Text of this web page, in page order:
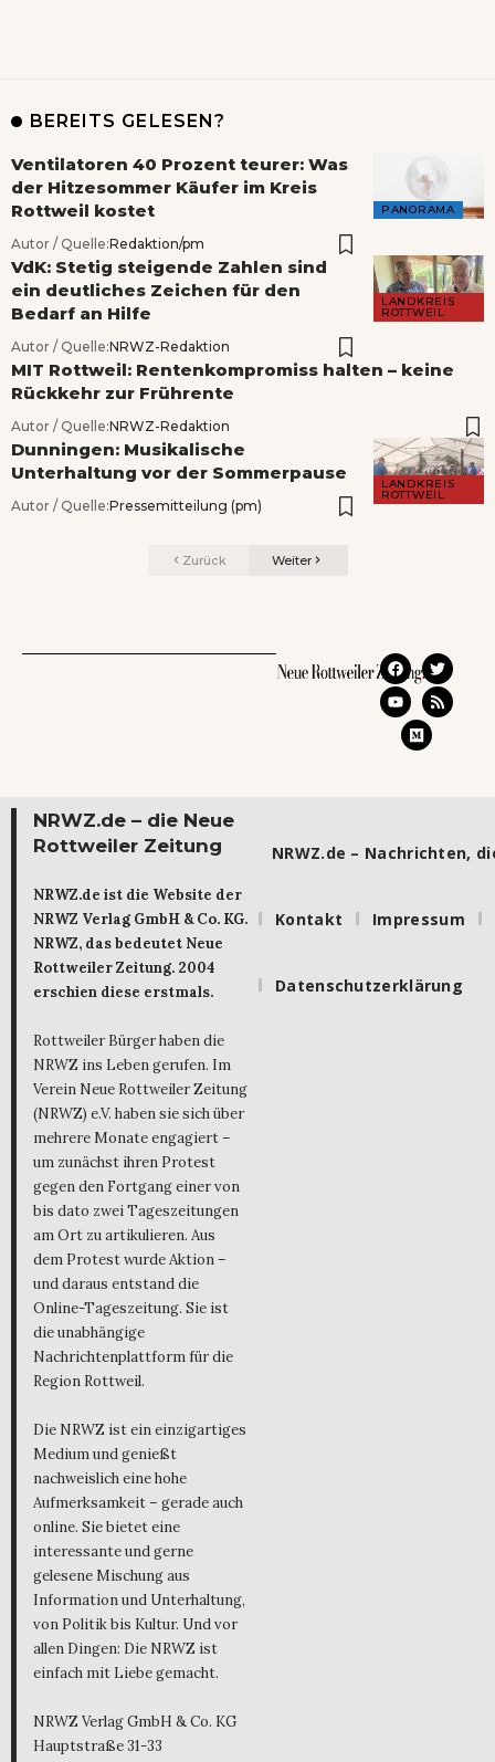
BEREITS GELESEN?
PANORAMA
Ventilatoren 40 Prozent teurer: Was
der Hitzesommer Käufer im Kreis
Rottweil kostet
Autor / Quelle:Redaktion/pm
LANDKREIS
ROTTWEIL
VdK: Stetig steigende Zahlen sind
ein deutliches Zeichen für den
Bedarf an Hilfe
Autor / Quelle:NRWZ-Redaktion
MIT Rottweil: Rentenkompromiss halten – keine
Rückkehr zur Frührente
Autor / Quelle:NRWZ-Redaktion
LANDKREIS
ROTTWEIL
Dunningen: Musikalische
Unterhaltung vor der Sommerpause
Autor / Quelle:Pressemitteilung (pm)
Zurück Weiter
NRWZ.de – die Neue
Rottweiler Zeitung
NRWZ.de ist die Website der
NRWZ Verlag GmbH & Co. KG.
NRWZ, das bedeutet Neue
Rottweiler Zeitung. 2004
erschien diese erstmals.
Rottweiler Bürger haben die
NRWZ ins Leben gerufen. Im
Verein Neue Rottweiler Zeitung
(NRWZ) e.V. haben sie sich über
mehrere Monate engagiert –
um zunächst ihren Protest
gegen den Fortgang einer von
bis dato zwei Tageszeitungen
am Ort zu artikulieren. Aus
dem Protest wurde Aktion –
und daraus entstand die
Online-Tageszeitung. Sie ist
die unabhängige
Nachrichtenplattform für die
Region Rottweil.
Die NRWZ ist ein einzigartiges
Medium und genießt
nachweislich eine hohe
Aufmerksamkeit – gerade auch
online. Sie bietet eine
interessante und gerne
gelesene Mischung aus
Information und Unterhaltung,
von Politik bis Kultur. Und vor
allen Dingen: Die NRWZ ist
einfach mit Liebe gemacht.
NRWZ Verlag GmbH & Co. KG
Hauptstraße 31-33
NRWZ.de – Nachrichten,
Kontakt Impressum
Datenschutzerklärung